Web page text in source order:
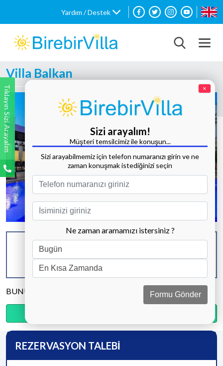
Yardım / Destek
Villa Balkan
Tüm Fotoğrafları Göster
KAPASİTE
10 KİŞİ
BANYO & WC
5 ADET
YATAK ODASI
BUNU PAYLAŞ
REZERVASYON TALEBİ
Tıklayın Sizi Arayalım ×
Sizi arayalım!
Müşteri temsilcimiz ile konuşun...
Sizi arayabilmemiz için telefon numaranızı girin ve ne
zaman konuşmak istediğinizi seçin
Ne zaman aramamızı istersiniz ?
Formu Gönder